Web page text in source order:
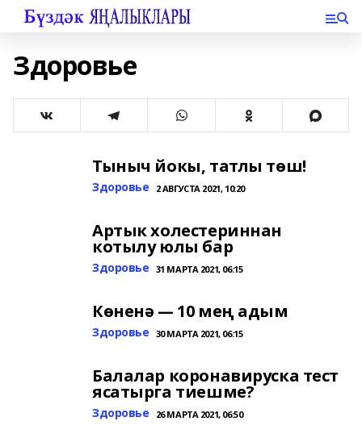
Здоровье
Тыныч йокы, татлы төш!
Здоровье 2 АВГУСТА 2021, 10:20
Артык холестериннан
котылу юлы бар
Здоровье 31 МАРТА 2021, 06:15
Көненә — 10 мең адым
Здоровье 30 МАРТА 2021, 06:15
Балалар коронавируска тест
ясатырга тиешме?
Здоровье 26 МАРТА 2021, 06:50